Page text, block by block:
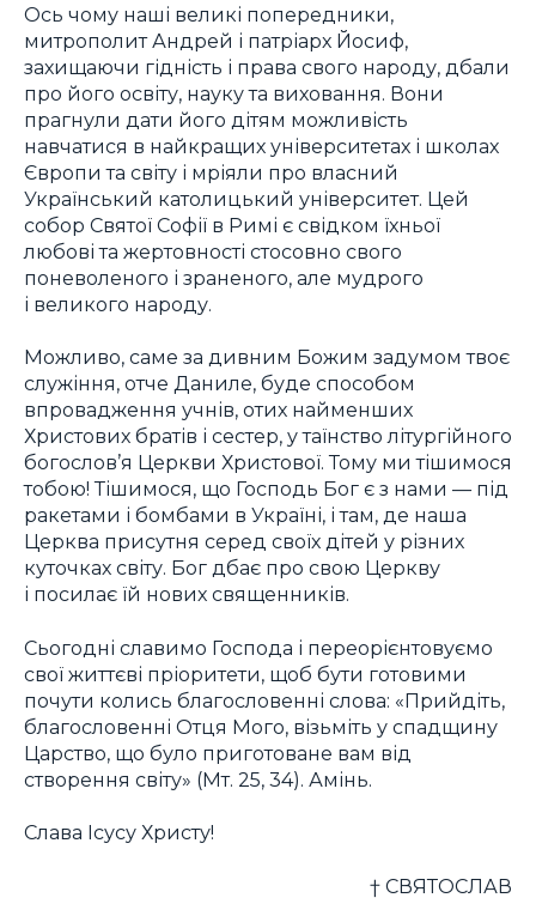
Ось чому наші великі попередники,
митрополит Андрей і патріарх Йосиф,
захищаючи гідність і права свого народу, дбали
про його освіту, науку та виховання. Вони
прагнули дати його дітям можливість
навчатися в найкращих університетах і школах
Європи та світу і мріяли про власний
Український католицький університет. Цей
собор Святої Софії в Римі є свідком їхньої
любові та жертовності стосовно свого
поневоленого і зраненого, але мудрого
і великого народу.
Можливо, саме за дивним Божим задумом твоє
служіння, отче Даниле, буде способом
впровадження учнів, отих найменших
Христових братів і сестер, у таїнство літургійного
богослов’я Церкви Христової. Тому ми тішимося
тобою! Тішимося, що Господь Бог є з нами — під
ракетами і бомбами в Україні, і там, де наша
Церква присутня серед своїх дітей у різних
куточках світу. Бог дбає про свою Церкву
і посилає їй нових священників.
Сьогодні славимо Господа і переорієнтовуємо
свої життєві пріоритети, щоб бути готовими
почути колись благословенні слова: «Прийдіть,
благословенні Отця Мого, візьміть у спадщину
Царство, що було приготоване вам від
створення світу» (Мт. 25, 34). Амінь.
Слава Ісусу Христу!
† СВЯТОСЛАВ